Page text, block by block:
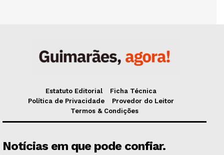
Estatuto Editorial
Ficha Técnica
Política de Privacidade
Provedor do Leitor
Termos & Condições
Notícias em que pode confiar.